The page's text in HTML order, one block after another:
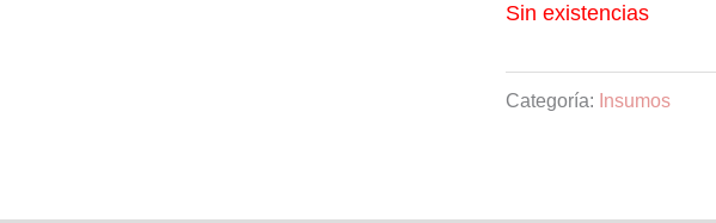
Sin existencias
Categoría: Insumos